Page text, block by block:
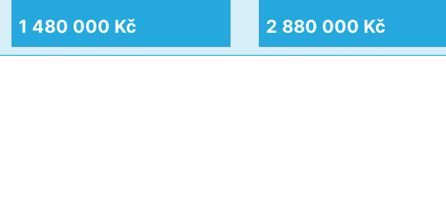
1 480 000 Kč 2 880 000 Kč